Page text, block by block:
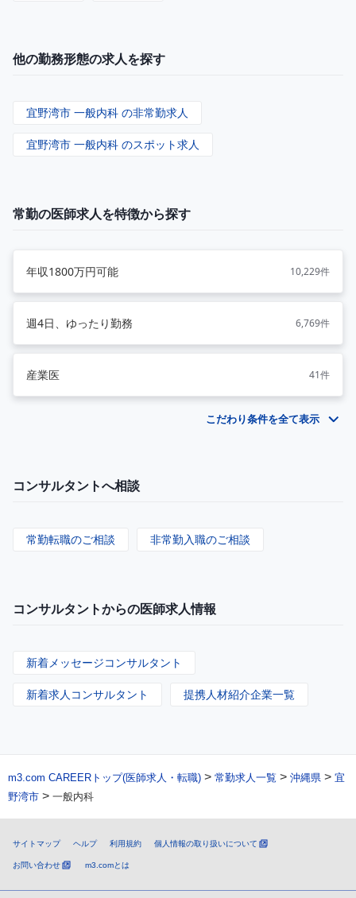
他の勤務形態の求人を探す
宜野湾市 一般内科 の非常勤求人
宜野湾市 一般内科 のスポット求人
常勤の医師求人を特徴から探す
年収1800万円可能 10,229件
週4日、ゆったり勤務 6,769件
産業医 41件
こだわり条件を全て表示
コンサルタントへ相談
常勤転職のご相談 非常勤入職のご相談
コンサルタントからの医師求人情報
新着メッセージコンサルタント
新着求人コンサルタント 提携人材紹介企業一覧
m3.com CAREERトップ(医師求人・転職) > 常勤求人一覧 > 沖縄県 > 宜
野湾市 > 一般内科
サイトマップ ヘルプ 利用規約 個人情報の取り扱いについて
お問い合わせ m3.comとは